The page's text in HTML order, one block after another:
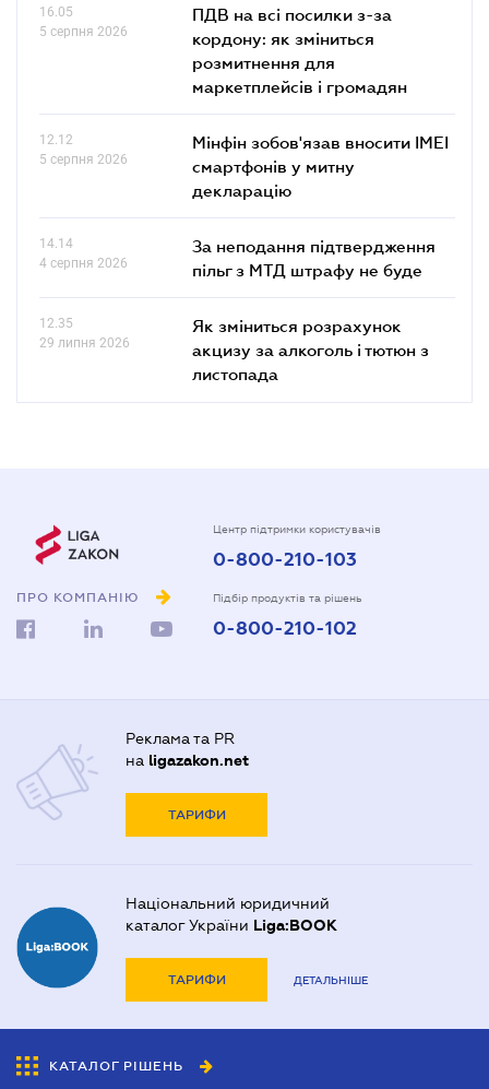
16.05
5 серпня 2026
ПДВ на всі посилки з-за
кордону: як зміниться
розмитнення для
маркетплейсів і громадян
12.12
5 серпня 2026
Мінфін зобов'язав вносити IMEI
смартфонів у митну
декларацію
14.14
4 серпня 2026
За неподання підтвердження
пільг з МТД штрафу не буде
12.35
29 липня 2026
Як зміниться розрахунок
акцизу за алкоголь і тютюн з
листопада
ПРО КОМПАНІЮ
Центр підтримки користувачів
0-800-210-103
Підбір продуктів та рішень
0-800-210-102
Реклама та PR
на ligazakon.net
ТАРИФИ
Національний юридичний
каталог України Liga:BOOK
ТАРИФИ ДЕТАЛЬНІШЕ
КАТАЛОГ РІШЕНЬ